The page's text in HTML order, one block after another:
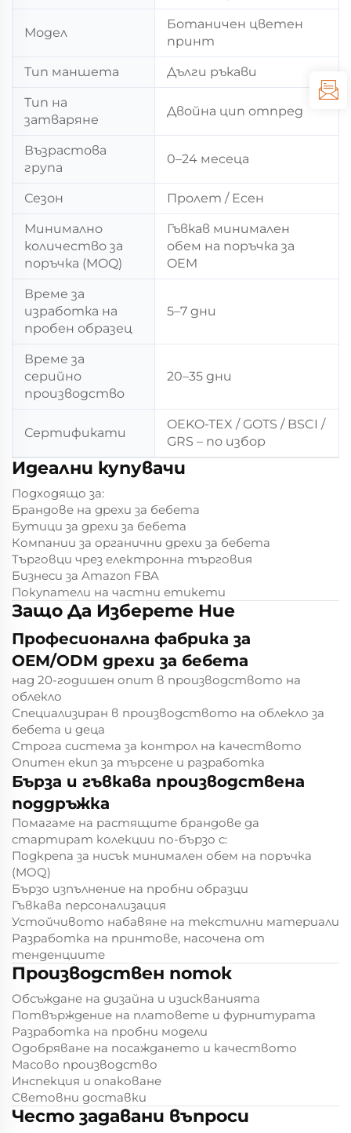
Модел
Ботаничен цветен
принт
Тип маншета Дълги ръкави
Тип на
затваряне
Двойна цип отпред
Възрастова
група
0–24 месеца
Сезон Пролет / Есен
Минимално
количество за
поръчка (MOQ)
Гъвкав минимален
обем на поръчка за
OEM
Време за
изработка на
пробен образец
5–7 дни
Време за
серийно
производство
20–35 дни
Сертификати
OEKO-TEX / GOTS / BSCI /
GRS – по избор
Идеални купувачи
Подходящо за:
Брандове на дрехи за бебета
Бутици за дрехи за бебета
Компании за органични дрехи за бебета
Търговци чрез електронна търговия
Бизнеси за Amazon FBA
Покупатели на частни етикети
Защо Да Изберете Ние
Професионална фабрика за
OEM/ODM дрехи за бебета
над 20-годишен опит в производството на
облекло
Специализиран в производството на облекло за
бебета и деца
Строга система за контрол на качеството
Опитен екип за търсене и разработка
Бърза и гъвкава производствена
поддръжка
Помагаме на растящите брандове да
стартират колекции по-бързо с:
Подкрепа за нисък минимален обем на поръчка
(MOQ)
Бързо изпълнение на пробни образци
Гъвкава персонализация
Устойчивото набавяне на текстилни материали
Разработка на принтове, насочена от
тенденциите
Производствен поток
Обсъждане на дизайна и изискванията
Потвърждение на платовете и фурнитурата
Разработка на пробни модели
Одобряване на посаждането и качеството
Масово производство
Инспекция и опаковане
Световни доставки
Често задавани въпроси